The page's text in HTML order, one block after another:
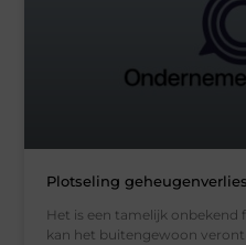
Plotseling geheugenverlies
Het is een tamelijk onbekend
kan het buitengewoon